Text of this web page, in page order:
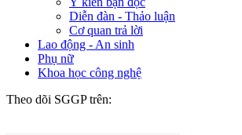
Diễn đàn - Thảo luận
Cơ quan trả lời
Lao động - An sinh
Phụ nữ
Khoa học công nghệ
Theo dõi SGGP trên: